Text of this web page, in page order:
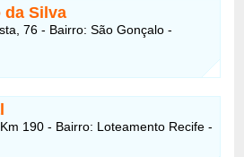
da Silva
76 - Bairro: São Gonçalo -
190 - Bairro: Loteamento Recife -